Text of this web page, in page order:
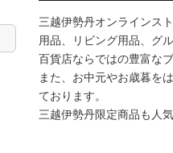
三越伊勢丹オンラインス
用品、リビング用品、グ
百貨店ならではの豊富な
また、お中元やお歳暮を
ております。
三越伊勢丹限定商品も人気